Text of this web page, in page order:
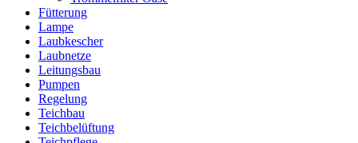
Fütterung
Lampe
Laubkescher
Laubnetze
Leitungsbau
Pumpen
Regelung
Teichbau
Teichbelüftung